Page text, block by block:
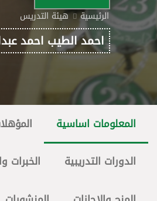
الرئيسية هيئة التدريس
احمد الطيب احمد
المعلومات اساسية
الدورات التدريبية الخبرات